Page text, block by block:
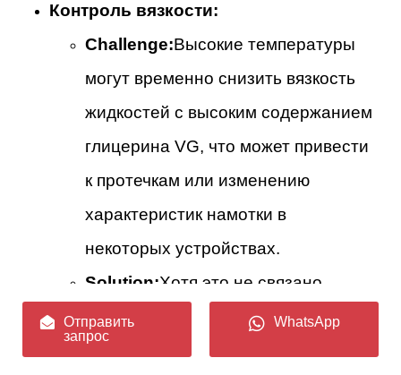
Контроль вязкости:
Challenge:Высокие температуры
могут временно снизить вязкость
жидкостей с высоким содержанием
глицерина VG, что может привести
к протечкам или изменению
характеристик намотки в
некоторых устройствах.
Solution:Хотя это не связано
напрямую с вкусом, важно
Отправить
запрос
WhatsApp